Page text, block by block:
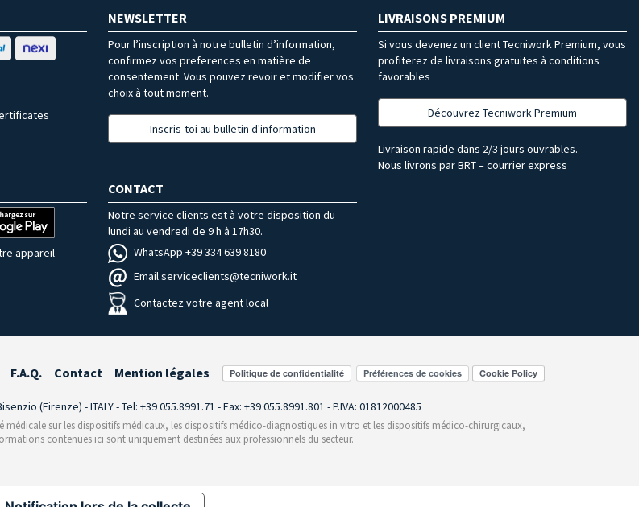
NEWSLETTER
Pour l’inscription à notre bulletin d’information,
confirmez vos preferences en matière de
consentement. Vous pouvez revoir et modifier vos
choix à tout moment.
Inscris-toi au bulletin d'information
LIVRAISONS PREMIUM
Si vous devenez un client Tecniwork Premium, vous
profiterez de livraisons gratuites à conditions
favorables
Découvrez Tecniwork Premium
Livraison rapide dans 2/3 jours ouvrables.
Nous livrons par BRT – courrier express
appareil
CONTACT
Notre service clients est à votre disposition du
lundi au vendredi de 9 h à 17h30.
WhatsApp +39 334 639 8180
Email serviceclients@tecniwork.it
Contactez votre agent local
F.A.Q. Contact Mention légales Préférences de cookies
(Firenze) - ITALY - Tel: +39 055.8991.71 - Fax: +39 055.8991.801 - P.IVA: 01812000485
sur les dispositifs médicaux, les dispositifs médico-diagnostiques in vitro et les dispositifs médico-chirurgicaux,
contenues ici sont uniquement destinées aux professionnels du secteur.